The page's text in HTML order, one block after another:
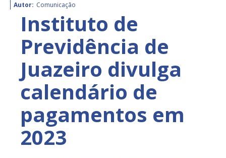
Autor: Comunicação
Instituto de
Previdência de
Juazeiro divulga
calendário de
pagamentos em
2023